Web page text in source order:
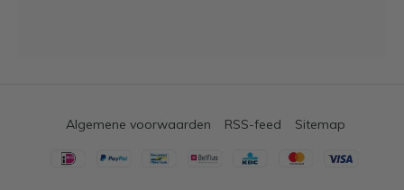
Algemene voorwaarden RSS-feed Sitemap